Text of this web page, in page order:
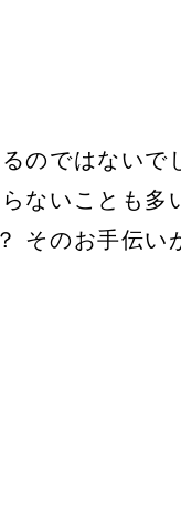
るのではな
ないことも多
そのお手伝い